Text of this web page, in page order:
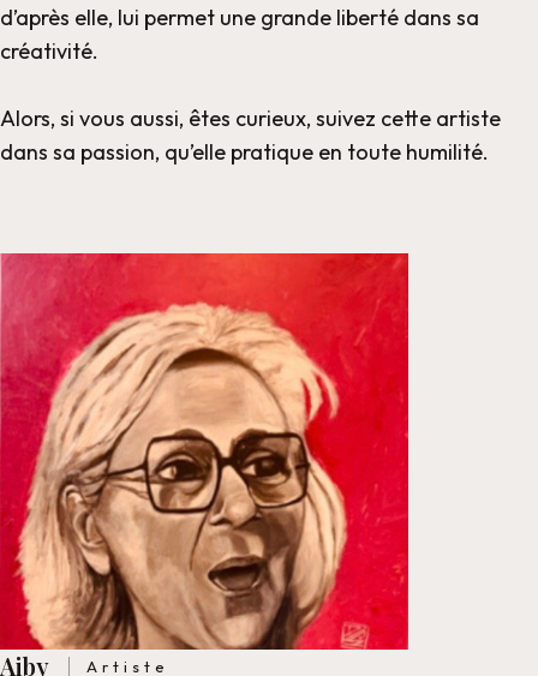
d’après elle, lui permet une grande liberté dans sa
créativité.
Alors, si vous aussi, êtes curieux, suivez cette artiste
dans sa passion, qu’elle pratique en toute humilité.
Aiby Artiste